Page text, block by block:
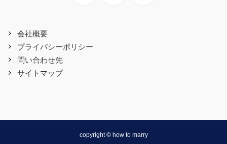
会社概要
プライバシーポリシー
問い合わせ先
サイトマップ
copyright © how to marry